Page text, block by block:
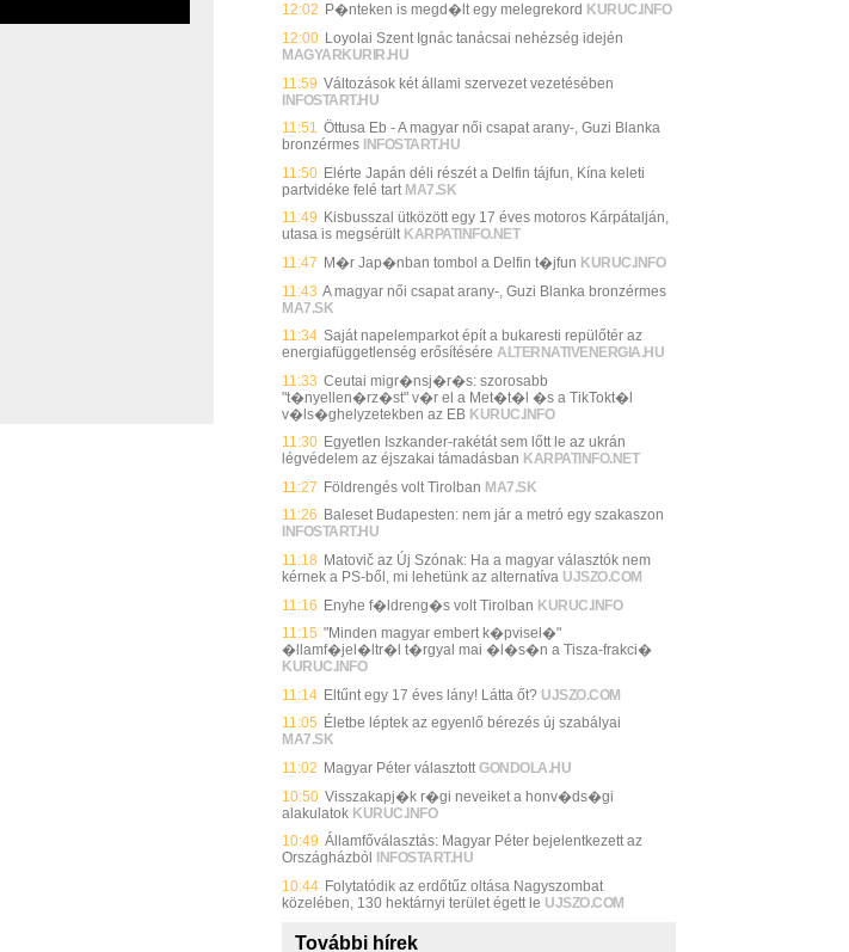
12:02 P�nteken is megd�lt egy melegrekord KURUC.INFO
12:00 Loyolai Szent Ignác tanácsai nehézség idején
MAGYARKURIR.HU
11:59 Változások két állami szervezet vezetésében
INFOSTART.HU
11:51 Öttusa Eb - A magyar női csapat arany-, Guzi Blanka
bronzérmes INFOSTART.HU
11:50 Elérte Japán déli részét a Delfin tájfun, Kína keleti
partvidéke felé tart MA7.SK
11:49 Kisbusszal ütközött egy 17 éves motoros Kárpátalján,
utasa is megsérült KARPATINFO.NET
11:47 M�r Jap�nban tombol a Delfin t�jfun KURUC.INFO
11:43 A magyar női csapat arany-, Guzi Blanka bronzérmes
MA7.SK
11:34 Saját napelemparkot épít a bukaresti repülőtér az
energiafüggetlenség erősítésére ALTERNATIVENERGIA.HU
11:33 Ceutai migr�nsj�r�s: szorosabb
"t�nyellen�rz�st" v�r el a Met�t�l �s a TikTokt�l
v�ls�ghelyzetekben az EB KURUC.INFO
11:30 Egyetlen Iszkander-rakétát sem lőtt le az ukrán
légvédelem az éjszakai támadásban KARPATINFO.NET
11:27 Földrengés volt Tirolban MA7.SK
11:26 Baleset Budapesten: nem jár a metró egy szakaszon
INFOSTART.HU
11:18 Matovič az Új Szónak: Ha a magyar választók nem
kérnek a PS-ből, mi lehetünk az alternatíva UJSZO.COM
11:16 Enyhe f�ldreng�s volt Tirolban KURUC.INFO
11:15 "Minden magyar embert k�pvisel�"
�llamf�jel�ltr�l t�rgyal mai �l�s�n a Tisza-frakci�
KURUC.INFO
11:14 Eltűnt egy 17 éves lány! Látta őt? UJSZO.COM
11:05 Életbe léptek az egyenlő bérezés új szabályai
MA7.SK
11:02 Magyar Péter választott GONDOLA.HU
10:50 Visszakapj�k r�gi neveiket a honv�ds�gi
alakulatok KURUC.INFO
10:49 Államfőválasztás: Magyar Péter bejelentkezett az
Országházból
INFOSTART.HU
10:44 Folytatódik az erdőtűz oltása Nagyszombat
közelében, 130 hektárnyi terület égett le UJSZO.COM
További hírek